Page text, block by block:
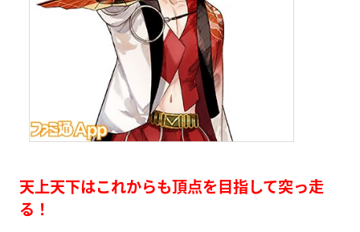
天上天下はこれからも頂点を目指して突っ走
る！